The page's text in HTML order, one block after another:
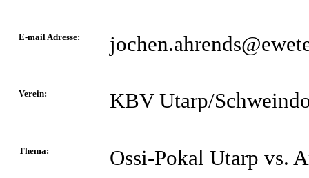
E-mail Adresse:
Verein: KBV Utarp/
Thema: Ossi-Pokal Utarp vs.